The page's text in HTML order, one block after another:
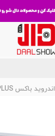
اندروید باکس X96 MATE PLUS